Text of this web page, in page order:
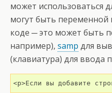
может использоваться
могут быть переменной
коде ─ это может быть
например), samp для
(клавиатура) для ввода
<p>Если вы добавите